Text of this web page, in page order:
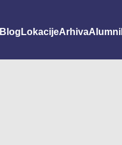
Blog LokacijeArhivaAlumni